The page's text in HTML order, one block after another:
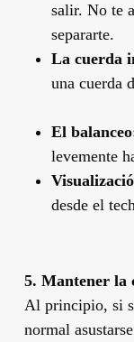
salir. No te
separarte.
La cuerda
una cuerda
El
levemente
desde el
5. Mantener la
Al principio, si
normal